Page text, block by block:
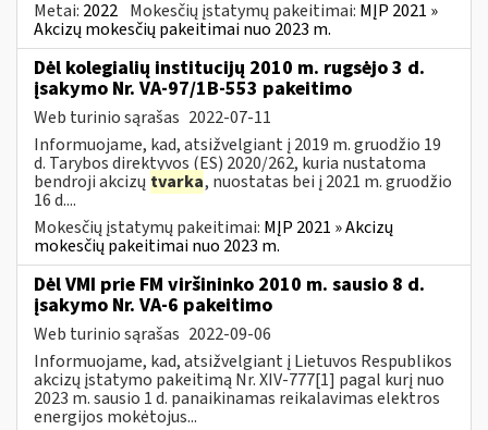
Metai: 2022 Mokesčių įstatymų pakeitimai: MĮP 2021 »
Akcizų mokesčių pakeitimai nuo 2023 m.
Dėl kolegialių institucijų 2010 m. rugsėjo 3 d.
įsakymo Nr. VA-97/1B-553 pakeitimo
Web turinio sąrašas 2022-07-11
Informuojame, kad, atsižvelgiant į 2019 m. gruodžio 19
d. Tarybos direktyvos (ES) 2020/262, kuria nustatoma
bendroji akcizų tvarka, nuostatas bei į 2021 m. gruodžio
16 d....
Mokesčių įstatymų pakeitimai: MĮP 2021 » Akcizų
mokesčių pakeitimai nuo 2023 m.
Dėl VMI prie FM viršininko 2010 m. sausio 8 d.
įsakymo Nr. VA-6 pakeitimo
Web turinio sąrašas 2022-09-06
Informuojame, kad, atsižvelgiant į Lietuvos Respublikos
akcizų įstatymo pakeitimą Nr. XIV-777[1] pagal kurį nuo
2023 m. sausio 1 d. panaikinamas reikalavimas elektros
energijos mokėtojus...